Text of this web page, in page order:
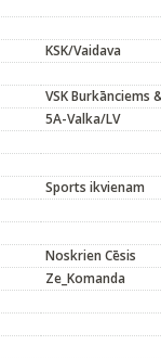
KSK/Vaidava
VSK Burkānciems
5A-Valka/LV
Sports ikvienam
Noskrien Cēsis
Ze_Komanda